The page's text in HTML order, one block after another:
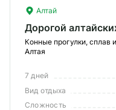
Алтай
Дорогой
Конные прогулки, сплав
Алтая
7 дней
Вид отдыха
Сложность